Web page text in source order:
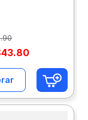
.90
43.80